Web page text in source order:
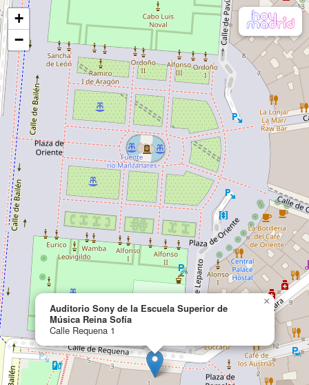
Auditorio Sony de la Escuela Superior de
Música Reina Sofía
Calle Requena 1
×
+
−